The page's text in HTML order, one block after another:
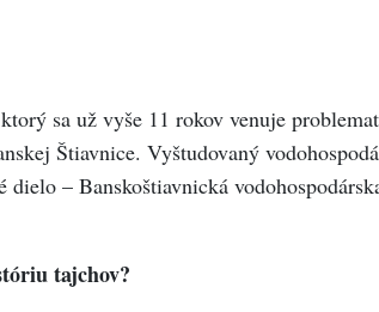
sa už vyše 11 rokov venuje
Štiavnice. Vyštudovaný
– Banskoštiavnická
tajchov?